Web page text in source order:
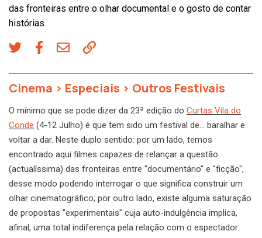
das fronteiras entre o olhar documental e o gosto de contar
histórias.
Cinema > Especiais > Outros Festivais
O mínimo que se pode dizer da 23ª edição do Curtas Vila do
Conde (4-12 Julho) é que tem sido um festival de… baralhar e
voltar a dar. Neste duplo sentido: por um lado, temos
encontrado aqui filmes capazes de relançar a questão
(actualíssima) das fronteiras entre "documentário" e "ficção",
desse modo podendo interrogar o que significa construir um
olhar cinematográfico; por outro lado, existe alguma saturação
de propostas "experimentais" cuja auto-indulgência implica,
afinal, uma total indiferença pela relação com o espectador.